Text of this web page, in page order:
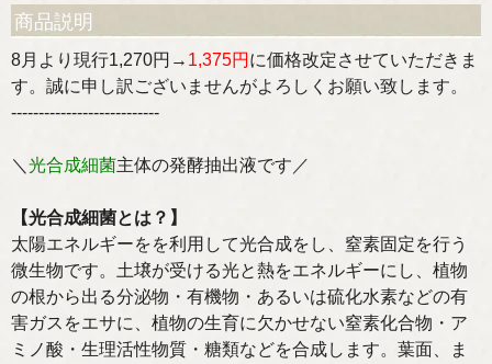
商品説明
8月より現行1,270円→ 1,375円 に価格改定させていただきま
す。誠に申し訳ございませんがよろしくお願い致します。
---------------------------
＼ 光合成細菌主体の発酵抽出液です／
【光合成細菌とは？】
太陽エネルギーをを利用して光合成をし、窒素固定を行う
微生物です。土壌が受ける光と熱をエネルギーにし、植物
の根から出る分泌物・有機物・あるいは硫化水素などの有
害ガスをエサに、植物の生育に欠かせない窒素化合物・ア
ミノ酸・生理活性物質・糖類などを合成します。葉面、ま